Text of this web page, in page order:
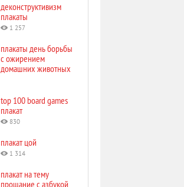
деконструктивизм
плакаты
1 257
плакаты день борьбы
с ожирением
домашних животных
top 100 board games
плакат
830
плакат цой
1 314
плакат на тему
прощание с азбукой